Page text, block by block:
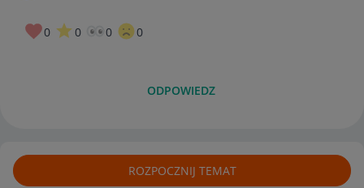
0 0 0 0
ODPOWIEDZ
ROZPOCZNIJ TEMAT